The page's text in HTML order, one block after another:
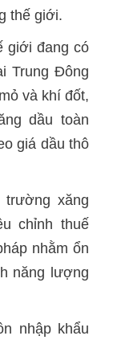
thế giới.
giới đang có
Trung Đông
và khí đốt,
dầu toàn
giá dầu thô
xăng
chỉnh thuế
nhằm ổn
năng lượng
nhập khẩu